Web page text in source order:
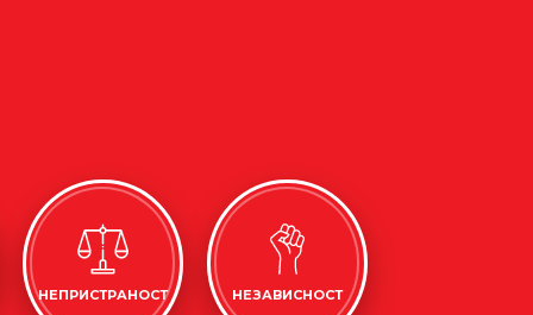
НЕПРИСТРАНОСТ НЕЗАВИСНОСТ